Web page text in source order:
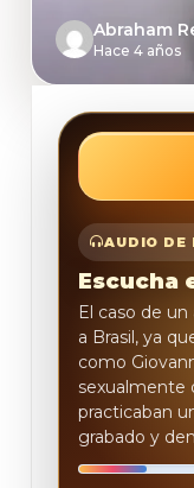
Abraham
Hace 4 años
AUDIO DE
Escucha
El caso de
a Brasil, ya
como
sexualmente
practicaban
grabado y